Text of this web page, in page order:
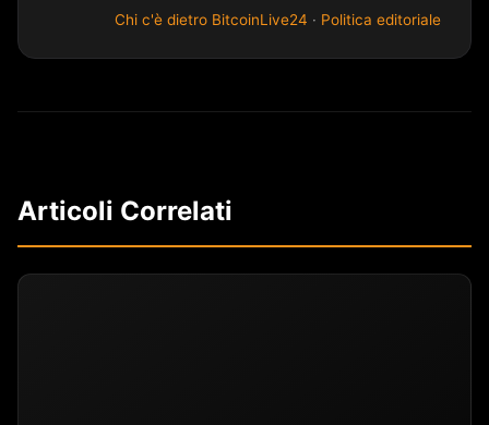
Chi c'è dietro BitcoinLive24 · Politica editoriale
Articoli Correlati